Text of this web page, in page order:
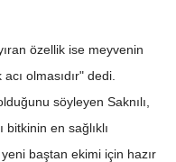
özellik ise meyvenin
olmasıdır" dedi.
söyleyen Saknılı,
en sağlıklı
baştan ekimi için hazır